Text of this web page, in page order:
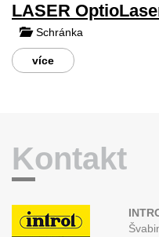
LASER
Schránka
více
Kontakt